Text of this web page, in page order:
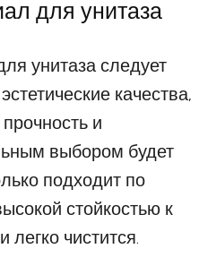
для унитаза
унитаза следует
качества,
и
выбором будет
подходит по
стойкостью к
чистится.